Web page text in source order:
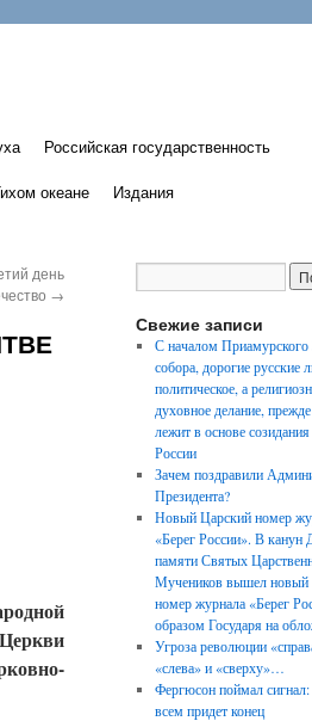
Российская государственность
океане Издания
день
→
Свежие записи
С началом Приамурского
собора, дорогие русские
политическое, а
духовное делание, прежде
лежит в основе
России
Зачем поздравили
Президента?
Новый Царский номер
«Берег России». В канун
памяти Святых
Мучеников вышел новый
номер журнала «Берег
образом Государя на
Угроза революции
«слева» и «сверху»…
Фергюсон поймал сигнал:
всем придет конец